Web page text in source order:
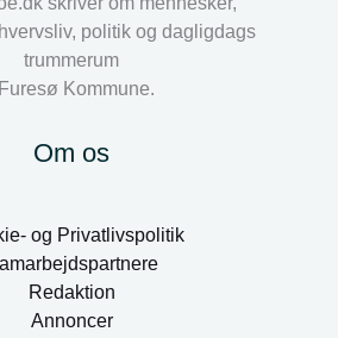
politik og dagligdags
trummerum
Kommune.
Om os
og Privatlivspolitik
Redaktion
Annoncer